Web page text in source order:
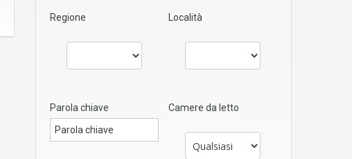
Regione Località
Parola chiave Camere da letto